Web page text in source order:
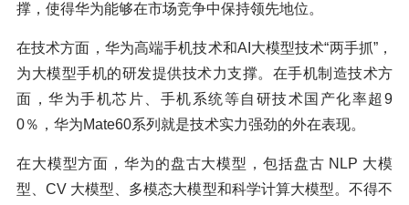
撑，使得华为能够在市场竞争中保持领先地位。
在技术方面，华为高端手机技术和AI大模型技术“两手抓”，
为大模型手机的研发提供技术力支撑。在手机制造技术方
面，华为手机芯片、手机系统等自研技术国产化率超9
0％，华为Mate60系列就是技术实力强劲的外在表现。
在大模型方面，华为的盘古大模型，包括盘古 NLP 大模
型、CV 大模型、多模态大模型和科学计算大模型。不得不